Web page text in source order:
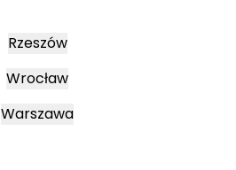
Rzeszów
Wrocław
Warszawa